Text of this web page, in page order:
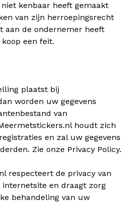
kenbaar heeft gemaakt
van zijn herroepingsrecht
aan de ondernemer heeft
een feit.
plaatst bij
worden uw gegevens
van
houdt zich
en zal uw gegevens
Zie onze Privacy Policy.
respecteert de privacy van
en draagt zorg
behandeling van uw